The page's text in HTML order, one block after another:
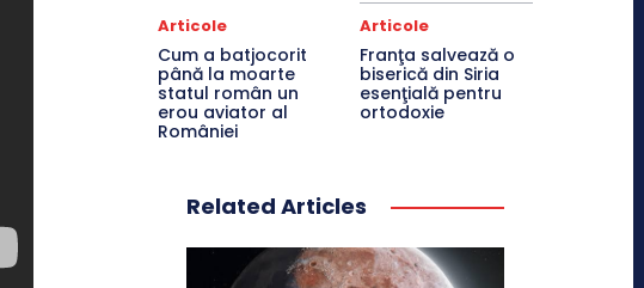
Articole
Cum a batjocorit
până la moarte
statul român un
erou aviator al
României
Articole
Franţa salvează o
biserică din Siria
esenţială pentru
ortodoxie
Related Articles